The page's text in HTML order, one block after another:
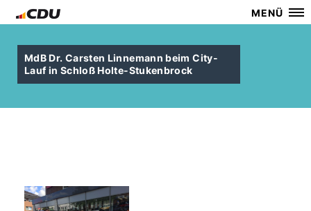
MENÜ
MdB Dr. Carsten Linnemann beim City-
Lauf in Schloß Holte-Stukenbrock